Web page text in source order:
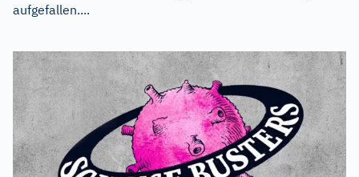
aufgefallen....